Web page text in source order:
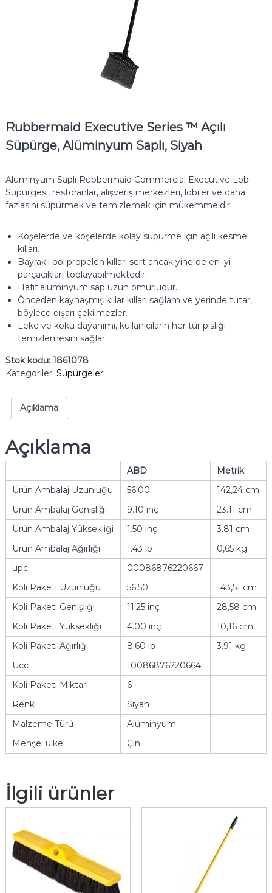
Rubbermaid Executive Series ™ Açılı
Süpürge, Alüminyum Saplı, Siyah
Aluminyum Saplı Rubbermaid Commercial Executive Lobi
Süpürgesi, restoranlar, alışveriş merkezleri, lobiler ve daha
fazlasını süpürmek ve temizlemek için mükemmeldir.
Köşelerde ve köşelerde kolay süpürme için açılı kesme
kılları.
Bayraklı polipropelen kılları sert ancak yine de en iyi
parçacıkları toplayabilmektedir.
Hafif alüminyum sap uzun ömürlüdür.
Önceden kaynaşmış kıllar kılları sağlam ve yerinde tutar,
böylece dışarı çekilmezler.
Leke ve koku dayanımı, kullanıcıların her tür pisliği
temizlemesini sağlar.
Stok kodu: 1861078
Kategoriler: Süpürgeler
Açıklama
Açıklama
ABD
Metrik
Ürün Ambalaj Uzunluğu
56.00
142,24 cm
Ürün Ambalaj Genişliği
9.10 inç
23.11 cm
Ürün Ambalaj Yüksekliği
1.50 inç
3.81 cm
Ürün Ambalaj Ağırlığı
1.43 lb
0,65 kg
upc
00086876220667
Koli Paketi Uzunluğu
56,50
143,51 cm
Koli Paketi Genişliği
11.25 inç
28,58 cm
Koli Paketi Yüksekliği
4.00 inç
10,16 cm
Koli Paketi Ağırlığı
8.60 lb
3.91 kg
Ucc
10086876220664
Koli Paketi Miktarı
6
Renk
Siyah
Malzeme Türü
Alüminyum
Menşei ülke
Çin
İlgili ürünler